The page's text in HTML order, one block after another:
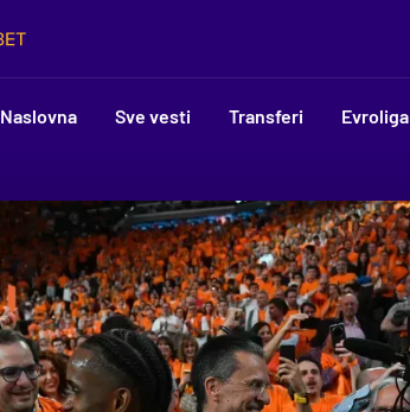
Naslovna Sve vesti Transferi Evroliga